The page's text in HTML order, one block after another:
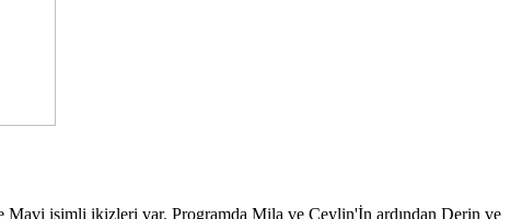
isimli ikizleri var. Programda Mila ve Ceylin'İn ardından Derin ve